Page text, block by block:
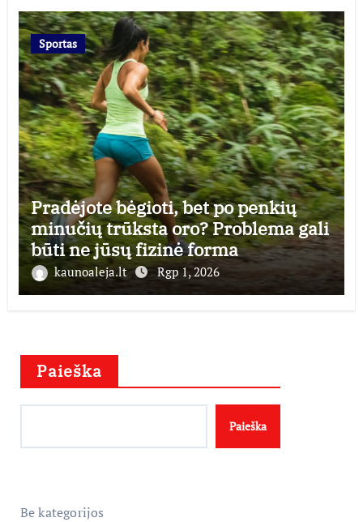
Sportas
Pradėjote bėgioti, bet po penkių
minučių trūksta oro? Problema gali
būti ne jūsų fizinė forma
kaunoaleja.lt Rgp 1, 2026
Paieška
Paieška
Be kategorijos